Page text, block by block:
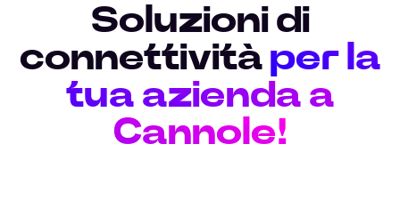
Soluzioni di
connettività per la
tua azienda a
Cannole!